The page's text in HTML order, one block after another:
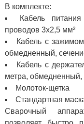
В комплекте:
Кабель
проводов 3x2,5 мм²
Кабель с
обмедненный,
Кабель с
метра, обмедненный,
Молоток-щетка
Стандартная
Сварочный